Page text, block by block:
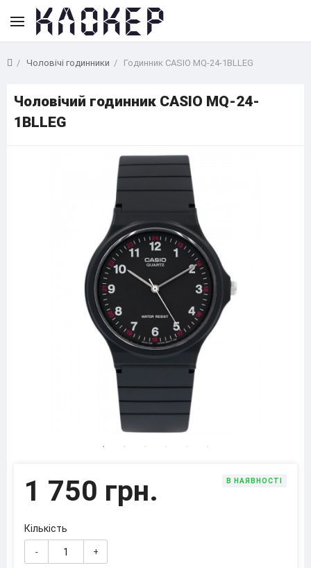
Чоловічі годинники Годинник CASIO MQ-24-1BLLEG
Чоловічий годинник CASIO MQ-24-
1BLLEG
1 750 грн. В НАЯВНОСТІ
Кількість
- +